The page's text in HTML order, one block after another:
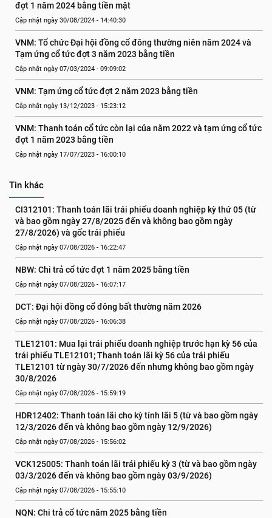
đợt 1 năm 2024 bằng tiền mặt
Cập nhật ngày 30/08/2024 - 14:40:30
VNM: Tổ chức Đại hội đồng cổ đông thường niên năm 2024 và
Tạm ứng cổ tức đợt 3 năm 2023 bằng tiền
Cập nhật ngày 07/03/2024 - 09:09:02
VNM: Tạm ứng cổ tức đợt 2 năm 2023 bằng tiền
Cập nhật ngày 13/12/2023 - 15:23:12
VNM: Thanh toán cổ tức còn lại của năm 2022 và tạm ứng cổ tức
đợt 1 năm 2023 bằng tiền
Cập nhật ngày 17/07/2023 - 16:00:10
Tin khác
CI312101: Thanh toán lãi trái phiếu doanh nghiệp kỳ thứ 05 (từ
và bao gồm ngày 27/8/2025 đến và không bao gồm ngày
27/8/2026) và gốc trái phiếu
Cập nhật ngày 07/08/2026 - 16:22:47
NBW: Chi trả cổ tức đợt 1 năm 2025 bằng tiền
Cập nhật ngày 07/08/2026 - 16:07:17
DCT: Đại hội đồng cổ đông bất thường năm 2026
Cập nhật ngày 07/08/2026 - 16:06:38
TLE12101: Mua lại trái phiếu doanh nghiệp trước hạn kỳ 56 của
trái phiếu TLE12101; Thanh toán lãi kỳ 56 của trái phiếu
TLE12101 từ ngày 30/7/2026 đến nhưng không bao gồm ngày
30/8/2026
Cập nhật ngày 07/08/2026 - 15:59:19
HDR12402: Thanh toán lãi cho kỳ tính lãi 5 (từ và bao gồm ngày
12/3/2026 đến và không bao gồm ngày 12/9/2026)
Cập nhật ngày 07/08/2026 - 15:56:02
VCK125005: Thanh toán lãi trái phiếu kỳ 3 (từ và bao gồm ngày
03/3/2026 đến và không bao gồm ngày 03/9/2026)
Cập nhật ngày 07/08/2026 - 15:55:10
NQN: Chi trả cổ tức năm 2025 bằng tiền